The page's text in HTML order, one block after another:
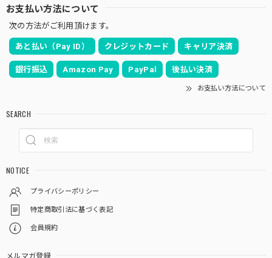
お支払い方法について
次の方法がご利用頂けます。
あと払い（Pay ID） クレジットカード キャリア決済
銀行振込 Amazon Pay PayPal 後払い決済
お支払い方法について
SEARCH
NOTICE
プライバシーポリシー
特定商取引法に基づく表記
会員規約
メルマガ登録